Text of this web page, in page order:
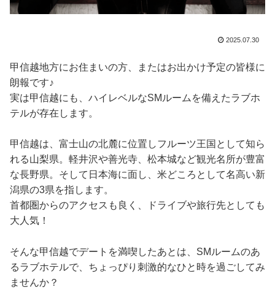
2025.07.30
甲信越地方にお住まいの方、またはお出かけ予定の皆様に
朗報です♪
実は甲信越にも、ハイレベルなSMルームを備えたラブホ
テルが存在します。
甲信越は、富士山の北麓に位置しフルーツ王国として知ら
れる山梨県。軽井沢や善光寺、松本城など観光名所が豊富
な長野県。そして日本海に面し、米どころとして名高い新
潟県の3県を指します。
首都圏からのアクセスも良く、ドライブや旅行先としても
大人気！
そんな甲信越でデートを満喫したあとは、SMルームのあ
るラブホテルで、ちょっぴり刺激的なひと時を過ごしてみ
ませんか？